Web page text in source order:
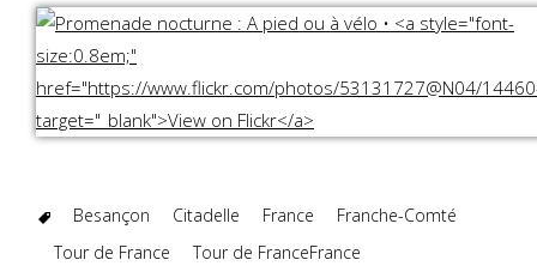
Besançon Citadelle France
Franche-Comté
Tour de France
Tour de FranceFrance